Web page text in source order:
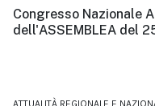
Congresso Nazionale
dell'ASSEMBLEA del
ATTUALITÀ REGIONALE E